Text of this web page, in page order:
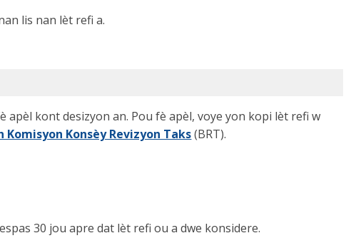
lis nan lèt refi a.
apèl kont desizyon an. Pou fè apèl, voye yon kopi lèt refi w
Komisyon Konsèy Revizyon Taks(BRT).
30 jou apre dat lèt refi ou a dwe konsidere.